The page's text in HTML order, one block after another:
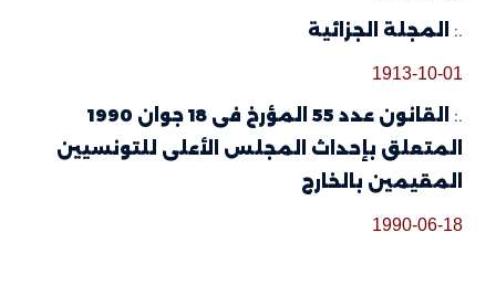
المجلة الجزائية
1913-10-01
القانون عدد 55 المؤرخ فى 18 جوان 1990
المتعلق بإحداث المجلس الأعلى للتونسيين
المقيمين بالخارج
1990-06-18